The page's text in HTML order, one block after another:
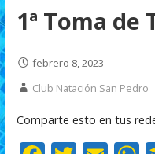
1ª Toma de
febrero 8, 2023
Club Natación San Pedro
Comparte esto en tus